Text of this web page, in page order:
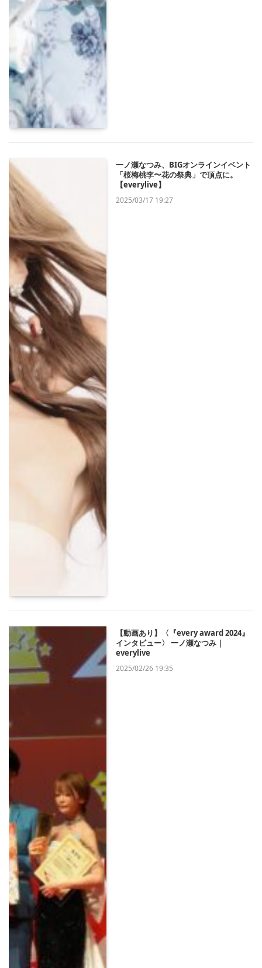
一ノ瀬なつみ、BIGオンラインイベント
「桜梅桃李〜花の祭典」で頂点に。
【everylive】
2025/03/17 19:27
【動画あり】〈『every award 2024』
インタビュー〉 一ノ瀬なつみ｜
everylive
2025/02/26 19:35